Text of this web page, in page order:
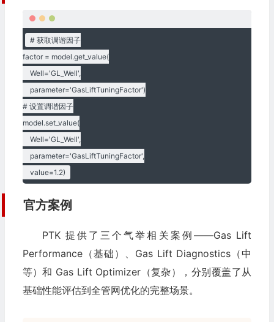
# 获取调谐因子
factor = model.get_value(
    Well='GL_Well',
    parameter='GasLiftTuningFactor')
# 设置调谐因子
model.set_value(
    Well='GL_Well',
    parameter='GasLiftTuningFactor',
    value=1.2)
官方案例
PTK 提供了三个气举相关案例——Gas Lift
Performance（基础）、Gas Lift Diagnostics（中
等）和 Gas Lift Optimizer（复杂），分别覆盖了从
基础性能评估到全管网优化的完整场景。